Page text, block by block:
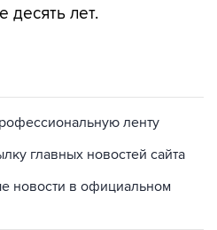
главных новостей сайта
новости в официальном